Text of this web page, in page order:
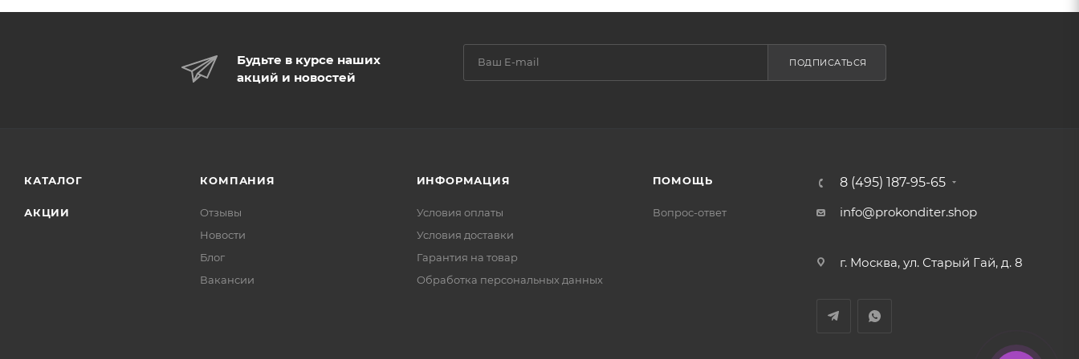
Будьте в курсе наших
акций и новостей
ПОДПИСАТЬСЯ
КАТАЛОГ
АКЦИИ
КОМПАНИЯ
Отзывы
Новости
Блог
Вакансии
ИНФОРМАЦИЯ
Условия оплаты
Условия доставки
Гарантия на товар
Обработка персональных данных
ПОМОЩЬ
Вопрос-ответ
8 (495) 187-95-65
info@prokonditer.shop
г. Москва, ул. Старый Гай, д. 8